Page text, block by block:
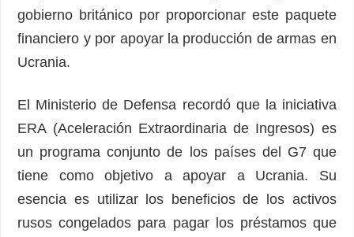
gobierno británico por proporcionar este paquete
financiero y por apoyar la producción de armas en
Ucrania.
El Ministerio de Defensa recordó que la iniciativa
ERA (Aceleración Extraordinaria de Ingresos) es
un programa conjunto de los países del G7 que
tiene como objetivo a apoyar a Ucrania. Su
esencia es utilizar los beneficios de los activos
rusos congelados para pagar los préstamos que